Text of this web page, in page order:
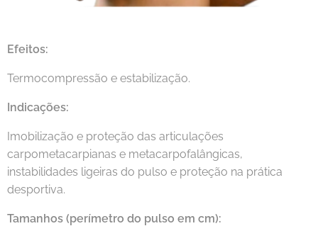
Efeitos:
Termocompressão e estabilização.
Indicações:
Imobilização e proteção das articulações
carpometacarpianas e metacarpofalângicas,
instabilidades ligeiras do pulso e proteção na prática
desportiva.
Tamanhos (perímetro do pulso em cm):